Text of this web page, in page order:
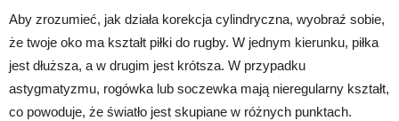
Aby zrozumieć, jak działa korekcja cylindryczna, wyobraź sobie,
że twoje oko ma kształt piłki do rugby. W jednym kierunku, piłka
jest dłuższa, a w drugim jest krótsza. W przypadku
astygmatyzmu, rogówka lub soczewka mają nieregularny kształt,
co powoduje, że światło jest skupiane w różnych punktach.